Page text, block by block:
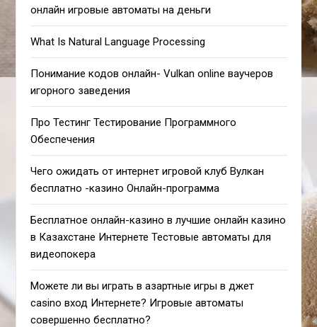
онлайн игровые автоматы на деньги
What Is Natural Language Processing
Понимание кодов онлайн- Vulkan online ваучеров
игорного заведения
Про Тестинг Тестирование Программного
Обеспечения
Чего ожидать от интернет игровой клуб Вулкан
бесплатно -казино Онлайн-программа
Бесплатное онлайн-казино в лучшие онлайн казино
в Казахстане Интернете Тестовые автоматы для
видеопокера
Можете ли вы играть в азартные игры в джет
casino вход Интернете? Игровые автоматы
совершенно бесплатно?